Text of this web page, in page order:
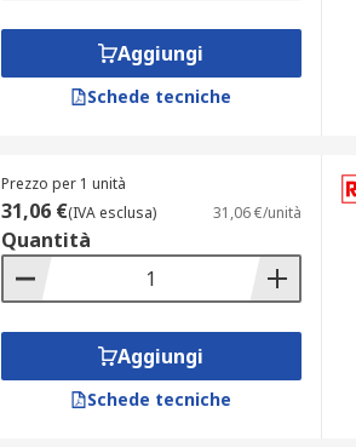
Aggiungi
Schede tecniche
Prezzo per 1 unità
31,06 €(IVA esclusa) 31,06 €/unità
Quantità
Aggiungi
Schede tecniche